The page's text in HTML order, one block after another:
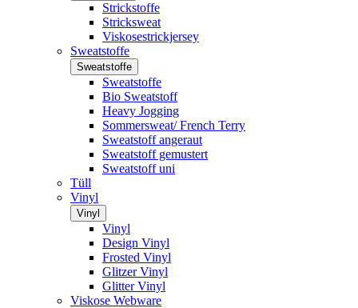
Strickstoffe
Stricksweat
Viskosestrickjersey
Sweatstoffe
Sweatstoffe
Sweatstoffe
Bio Sweatstoff
Heavy Jogging
Sommersweat/ French Terry
Sweatstoff angeraut
Sweatstoff gemustert
Sweatstoff uni
Tüll
Vinyl
Vinyl
Vinyl
Design Vinyl
Frosted Vinyl
Glitzer Vinyl
Glitter Vinyl
Viskose Webware